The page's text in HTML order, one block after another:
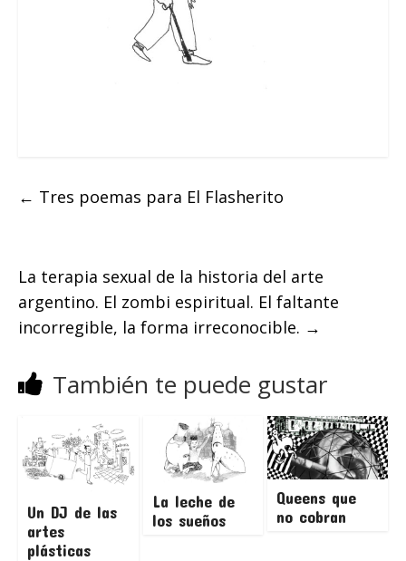
← Tres poemas para El Flasherito
La terapia sexual de la historia del arte
argentino. El zombi espiritual. El faltante
incorregible, la forma irreconocible. →
También te puede gustar
Un DJ de las
artes
plásticas
La leche de
los sueños
Queens que
no cobran